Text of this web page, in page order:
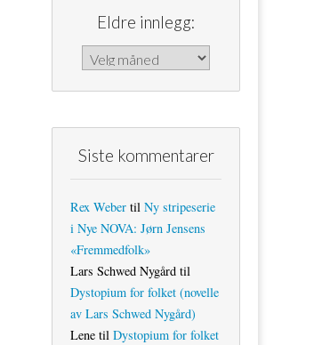
Eldre innlegg:
Eldre innlegg:
Siste kommentarer
Rex Weber til Ny stripeserie
i Nye NOVA: Jørn Jensens
«Fremmedfolk»
Lars Schwed Nygård til
Dystopium for folket (novelle
av Lars Schwed Nygård)
Lene til Dystopium for folket